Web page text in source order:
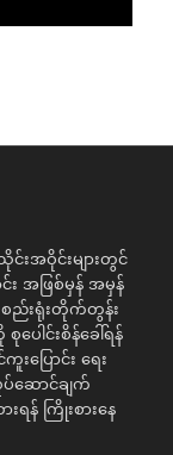
အဝိုင်းများတွင်
း အဖြစ်မှန် အမှန်
ည်းရုံးတိုက်တွန်း
ေါင်းစိန်ခေါ်ရန်
ပြောင်း ရေး
ဆောင်ချက်
န် ကြိုးစားနေ